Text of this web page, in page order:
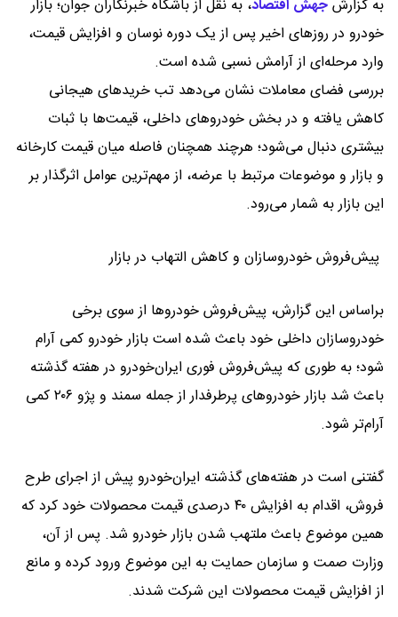
به گزارشجهش اقتصاد، به نقل از باشگاه خبرنگاران جوان؛ بازار
خودرو در روزهای اخیر پس از یک دوره نوسان و افزایش قیمت،
وارد مرحله‌ای از آرامش نسبی شده است.
بررسی فضای معاملات نشان می‌دهد تب خریدهای هیجانی
کاهش یافته و در بخش خودروهای داخلی، قیمت‌ها با ثبات
بیشتری دنبال می‌شود؛ هرچند همچنان فاصله میان قیمت کارخانه
و بازار و موضوعات مرتبط با عرضه، از مهم‌ترین عوامل اثرگذار بر
این بازار به شمار می‌رود.
پیش‌فروش خودروسازان و کاهش التهاب در بازار
براساس این گزارش، پیش‌فروش خودروها از سوی برخی
خودروسازان داخلی خود باعث شده است بازار خودرو کمی آرام
شود؛ به طوری که پیش‌فروش فوری ایران‌خودرو در هفته گذشته
باعث شد بازار خودروهای پرطرفدار از جمله سمند و پژو ۲۰۶ کمی
آرام‌تر شود.
گفتنی است در هفته‌های گذشته ایران‌خودرو پیش از اجرای طرح
فروش، اقدام به افزایش ۴۰ درصدی قیمت محصولات خود کرد که
همین موضوع باعث ملتهب شدن بازار خودرو شد. پس از آن،
وزارت صمت و سازمان حمایت به این موضوع ورود کرده و مانع
از افزایش قیمت محصولات این شرکت شدند.